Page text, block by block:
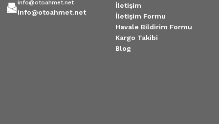
info@otoahmet.net
info@otoahmet.net
İletişim
İletişim Formu
Havale Bildirim Formu
Kargo Takibi
Blog